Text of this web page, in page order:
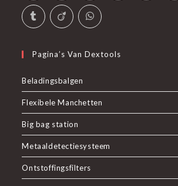
Pagina’s Van Dextools
Beladingsbalgen
Flexibele Manchetten
Big bag station
Metaaldetectiesysteem
Ontstoffingsfilters